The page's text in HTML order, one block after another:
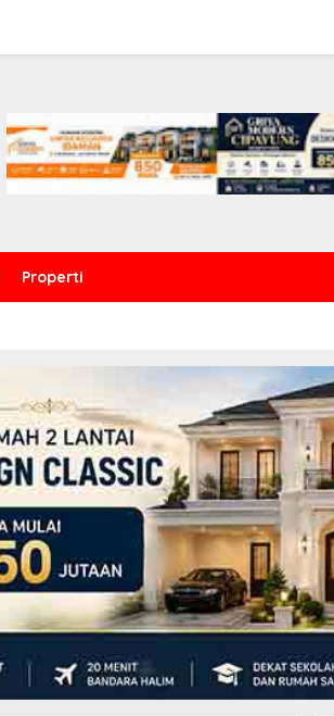
Properti